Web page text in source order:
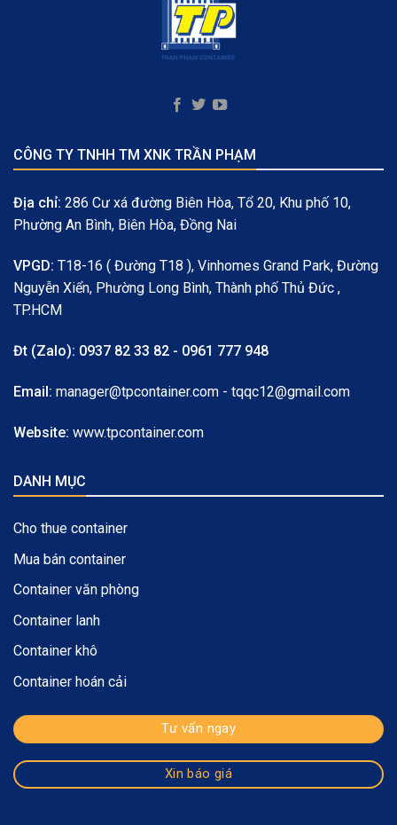
CÔNG TY TNHH TM XNK TRẦN PHẠM
Địa chỉ: 286 Cư xá đường Biên Hòa, Tổ 20, Khu phố 10,
Phường An Bình, Biên Hòa, Đồng Nai
VPGD: T18-16 ( Đường T18 ), Vinhomes Grand Park, Đường
Nguyễn Xiển, Phường Long Bình, Thành phố Thủ Đức ,
TP.HCM
Đt (Zalo): 0937 82 33 82 - 0961 777 948
Email: manager@tpcontainer.com - tqqc12@gmail.com
Website: www.tpcontainer.com
DANH MỤC
Cho thue container
Mua bán container
Container văn phòng
Container lanh
Container khô
Container hoán cải
Tư vấn ngay
Xin báo giá